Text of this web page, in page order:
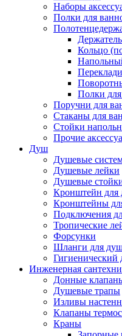
Наборы
Полки для
Кольцо
Полки
Поручни для
Стаканы для
Стойки
Прочие
Душ
Душевые
Душевые лейки
Душевые
Кронштейн для
Кронштейны
Подключения
Тропические
Форсунки
Шланги для
Гигиенический
Инженерная
Донные
Душевые трапы
Изливы
Клапаны
Краны